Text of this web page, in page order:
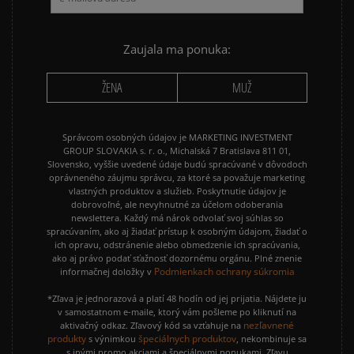
NIKE P-6000 NIKE SHOX
PUMA SUEDE REEBOK CLASSIC
VANS OLD SKOOL VANS SK8
Zaujala ma ponuka:
ŽENA MUŽ
Správcom osobných údajov je MARKETING INVESTMENT
GROUP SLOVAKIA s. r. o., Michalská 7 Bratislava 811 01,
Slovensko, vyššie uvedené údaje budú spracúvané v dôvodoch
oprávneného záujmu správcu, za ktoré sa považuje marketing
vlastných produktov a služieb. Poskytnutie údajov je
dobrovoľné, ale nevyhnutné za účelom odoberania
newslettera. Každý má nárok odvolať svoj súhlas so
spracúvaním, ako aj žiadať prístup k osobným údajom, žiadať o
ich opravu, odstránenie alebo obmedzenie ich spracúvania,
ako aj právo podať sťažnosť dozornému orgánu. Plné znenie
informačnej doložky v Podmienkach ochrany súkromia
*Zľava je jednorazová a platí 48 hodín od jej prijatia. Nájdete ju
v samostatnom e-maile, ktorý vám pošleme po kliknutí na
aktivačný odkaz. Zľavový kód sa vzťahuje na nezľavnené
produkty s výnimkou špeciálnych produktov, nekombinuje sa